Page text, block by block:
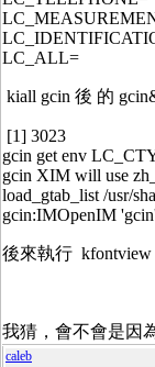
LC_ALL=
kiall gcin 後 的
[1] 3023
gcin get env
gcin XIM will use
load_gtab_list /usr/
gcin:IMOpenIM
後來執行 kfontview
我猜，會不會是因
caleb